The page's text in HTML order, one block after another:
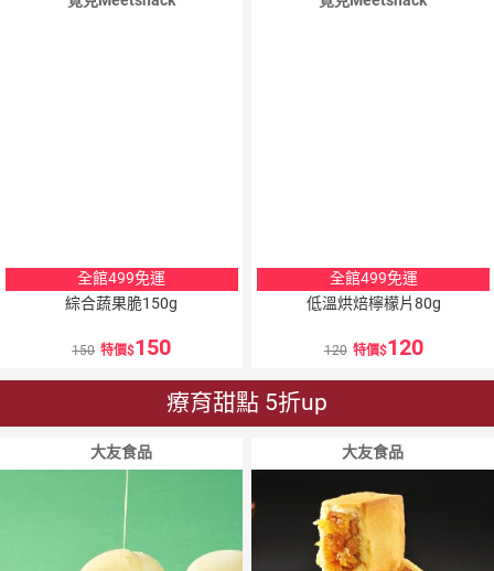
全館499免運
綜合蔬果脆150g
150 特價 150
全館499免運
低溫烘焙檸檬片80g
120 特價 120
療育甜點 5折up
大友食品 大友食品